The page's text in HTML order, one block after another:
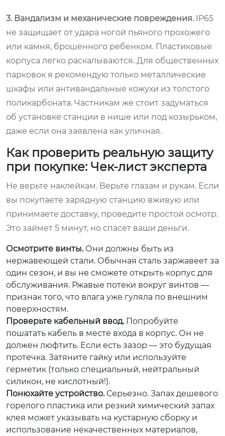
3. Вандализм и механические повреждения. IP65
не защищает от удара ногой пьяного прохожего
или камня, брошенного ребенком. Пластиковые
корпуса легко раскалываются. Для общественных
парковок я рекомендую только металлические
шкафы или антивандальные кожухи из толстого
поликарбоната. Частникам же стоит задуматься
об установке станции в нише или под козырьком,
даже если она заявлена как уличная.
Как проверить реальную защиту
при покупке: Чек-лист эксперта
Не верьте наклейкам. Верьте глазам и рукам. Если
вы покупаете зарядную станцию вживую или
принимаете доставку, проведите простой осмотр.
Это займет 5 минут, но спасет ваши деньги.
Осмотрите винты.Они должны быть из
нержавеющей стали. Обычная сталь заржавеет за
один сезон, и вы не сможете открыть корпус для
обслуживания. Ржавые потеки вокруг винтов —
признак того, что влага уже гуляла по внешним
поверхностям.
Проверьте кабельный ввод.Попробуйте
пошатать кабель в месте входа в корпус. Он не
должен люфтить. Если есть зазор — это будущая
протечка. Затяните гайку или используйте
герметик (только специальный, нейтральный
силикон, не кислотный!).
Понюхайте устройство.Серьезно. Запах дешевого
горелого пластика или резкий химический запах
клея может указывать на кустарную сборку и
использование некачественных материалов,